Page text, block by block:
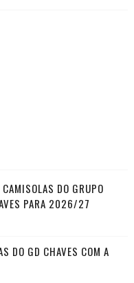
DO GRUPO
PARA 2026/27
DO GD CHAVES COM A